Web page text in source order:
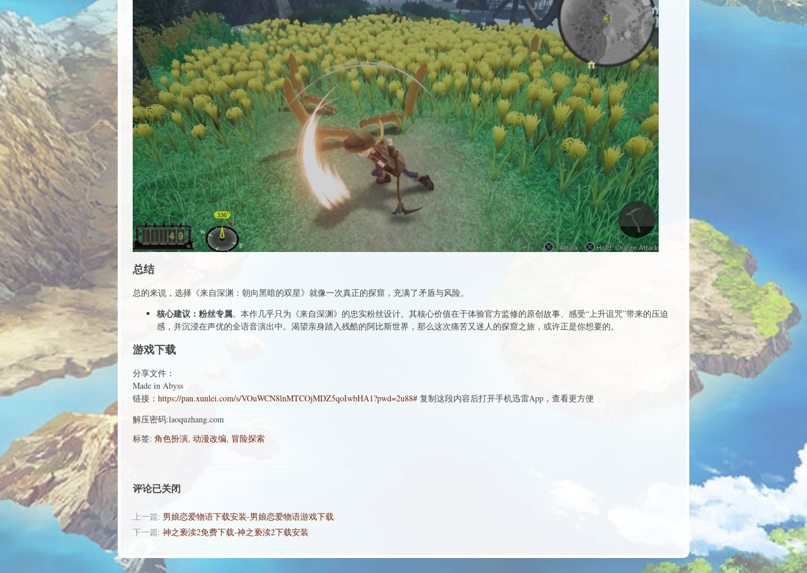
总结
总的来说，选择《来自深渊：朝向黑暗的双星》就像一次真正的探窟，充满了矛盾与风险。
核心建议：粉丝专属。本作几乎只为《来自深渊》的忠实粉丝设计。其核心价值在于体验官方监修的原创故事、感受“上升诅咒”带来的压迫
感，并沉浸在声优的全语音演出中。渴望亲身踏入残酷的阿比斯世界，那么这次痛苦又迷人的探窟之旅，或许正是你想要的。
游戏下载
分享文件：
Made in Abyss
链接： https://pan.xunlei.com/s/VOuWCN8lnMTCOjMDZ5qoIwbHA1?pwd=2u88# 复制这段内容后打开手机迅雷App，查看更方便
解压密码:laoquzhang.com
标签: 角色扮演, 动漫改编, 冒险探索
评论已关闭
上一篇: 男娘恋爱物语下载安装-男娘恋爱物语游戏下载
下一篇: 神之亵渎2免费下载-神之亵渎2下载安装